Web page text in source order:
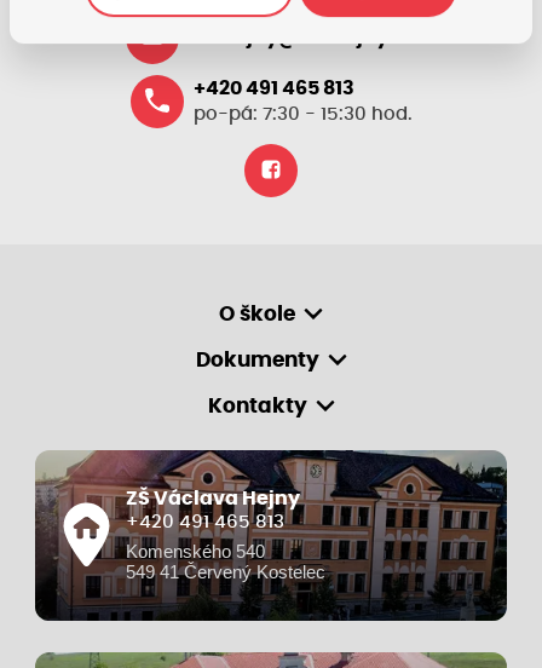
+420 491 465 813
po-pá: 7:30 - 15:30 hod.
O škole
Dokumenty
Kontakty
ZŠ Václava Hejny
+420 491 465 813
Komenského 540
549 41 Červený Kostelec